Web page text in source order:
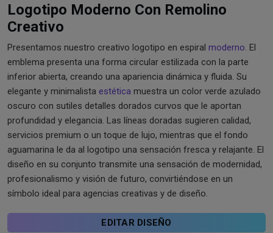
Logotipo Moderno Con Remolino
Creativo
Presentamos nuestro creativo logotipo en espiral moderno . El
emblema presenta una forma circular estilizada con la parte
inferior abierta, creando una apariencia dinámica y fluida. Su
elegante y minimalista estética muestra un color verde azulado
oscuro con sutiles detalles dorados curvos que le aportan
profundidad y elegancia. Las líneas doradas sugieren calidad,
servicios premium o un toque de lujo, mientras que el fondo
aguamarina le da al logotipo una sensación fresca y relajante. El
diseño en su conjunto transmite una sensación de modernidad,
profesionalismo y visión de futuro, convirtiéndose en un
símbolo ideal para agencias creativas y de diseño.
EDITAR DISEÑO